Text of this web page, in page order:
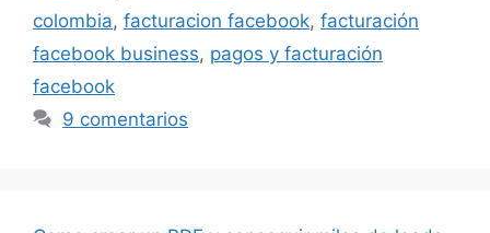
colombia, facturacion facebook, facturación
facebook business, pagos y facturación
facebook
9 comentarios